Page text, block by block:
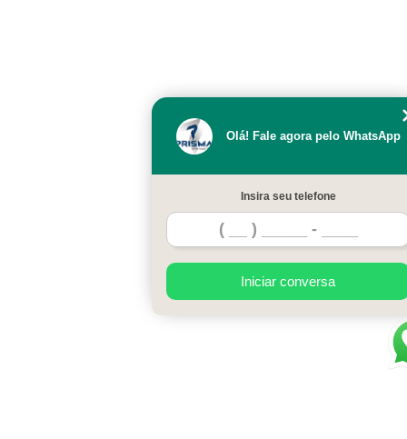
Olá! Fale agora pelo WhatsApp
Insira seu telefone
Iniciar conversa